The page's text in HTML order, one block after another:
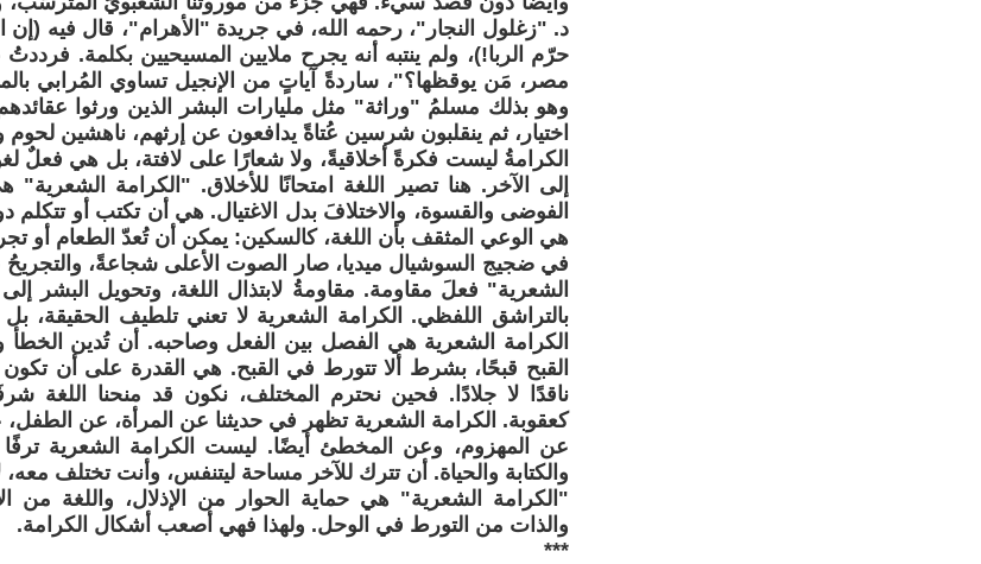
د. "زغلول النجار"، رحمه الله، في جريدة "الأهرام"، قال فيه (إن
حرّم الربا!)، ولم ينتبه أنه يجرح ملايين المسيحيين بكلمة.
مصر، مَن يوقظها؟"، ساردةً آياتٍ من الإنجيل تساوي المُرابي
وهو بذلك مسلمُ "وراثة" مثل مليارات البشر الذين ورثوا
اختيار، ثم ينقلبون شرسين عُتاةً يدافعون عن إرثهم، ناهشين لحوم
الكرامةُ ليست فكرةً أخلاقيةً، ولا شعارًا على لافتة، بل هي فعلٌ
إلى الآخر. هنا تصير اللغة امتحانًا للأخلاق. "الكرامة
الفوضى والقسوة، والاختلافَ بدل الاغتيال. هي أن تكتب أو
هي الوعي المثقف بأن اللغة، كالسكين: يمكن أن تُعدّ الطعام أو
في ضجيج السوشيال ميديا، صار الصوت الأعلى شجاعةً، والتجريحُ
الشعرية" فعلَ مقاومة. مقاومةُ لابتذال اللغة، وتحويل البشر
بالتراشق اللفظي. الكرامة الشعرية لا تعني تلطيف الحقيقة، بل
الكرامة الشعرية هي الفصل بين الفعل وصاحبه. أن تُدين
القبح قبحًا، بشرط ألا تتورط في القبح. هي القدرة على أن تكون
ناقدًا لا جلادًا. فحين نحترم المختلف، نكون قد منحنا اللغة
كعقوبة. الكرامة الشعرية تظهر في حديثنا عن المرأة، عن الطفل،
عن المهزوم، وعن المخطئ أيضًا. ليست الكرامة الشعرية ترفًا
والكتابة والحياة. أن تترك للآخر مساحة ليتنفس، وأنت تختلف معه،
"الكرامة الشعرية" هي حماية الحوار من الإذلال، واللغة من
والذات من التورط في الوحل. ولهذا فهي أصعب أشكال الكرامة.
***